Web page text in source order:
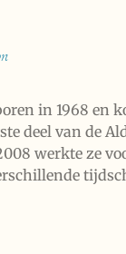
in 1968 en
deel van de
werkte ze